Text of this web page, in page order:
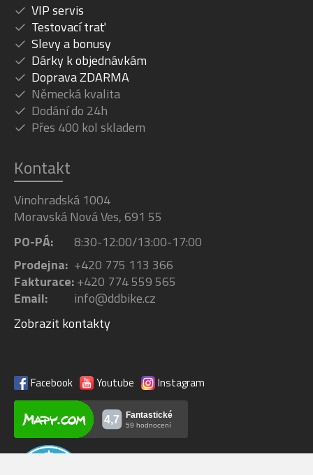
VIP servis
Testovací trať
Slevy a bonusy
Dárky k objednávkám
Doprava ZDARMA
Německá kvalita
Dodání do 24h
Přes 400 kol skladem
Kontakt
Vinohradská 1004
Moravská Nová Ves, 691 55
PO-PÁ:
8:30-12:00/13:00-17:00
Prodejna: +420 775 113 366
Fakturace:+420 774 559 565
Email:
info@ddbike.cz
Zobrazit kontakty
Facebook Youtube Instagram